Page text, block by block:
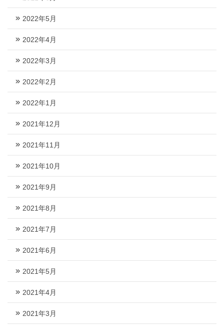
2022年5月
2022年4月
2022年3月
2022年2月
2022年1月
2021年12月
2021年11月
2021年10月
2021年9月
2021年8月
2021年7月
2021年6月
2021年5月
2021年4月
2021年3月